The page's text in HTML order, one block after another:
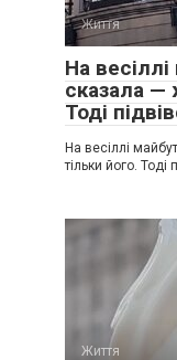
Життя
На
сказала —
Тоді
На весіллі
тільки його. Тоді
Життя